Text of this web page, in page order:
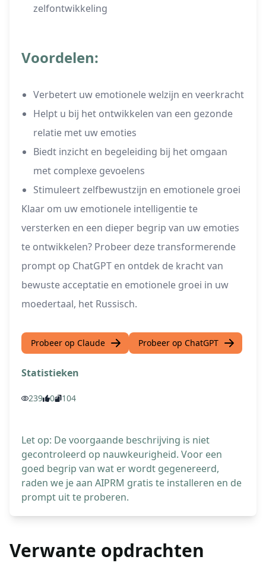
zelfontwikkeling
Voordelen:
Verbetert uw emotionele welzijn en veerkracht
Helpt u bij het ontwikkelen van een gezonde
relatie met uw emoties
Biedt inzicht en begeleiding bij het omgaan
met complexe gevoelens
Stimuleert zelfbewustzijn en emotionele groei
Klaar om uw emotionele intelligentie te
versterken en een dieper begrip van uw emoties
te ontwikkelen? Probeer deze transformerende
prompt op ChatGPT en ontdek de kracht van
bewuste acceptatie en emotionele groei in uw
moedertaal, het Russisch.
Probeer op Claude Probeer op ChatGPT
Statistieken
239 0 104
Let op: De voorgaande beschrijving is niet
gecontroleerd op nauwkeurigheid. Voor een
goed begrip van wat er wordt gegenereerd,
raden we je aan AIPRM gratis te installeren en de
prompt uit te proberen.
Verwante opdrachten